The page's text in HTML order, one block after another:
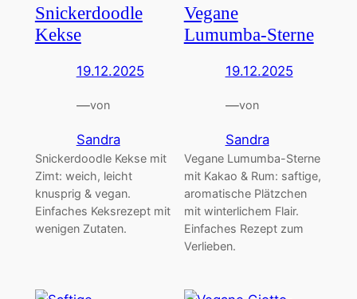
Snickerdoodle
Kekse
19.12.2025
—von
Sandra
Snickerdoodle Kekse mit
Zimt: weich, leicht
knusprig & vegan.
Einfaches Keksrezept mit
wenigen Zutaten.
Vegane
Lumumba-Sterne
19.12.2025
—von
Sandra
Vegane Lumumba-Sterne
mit Kakao & Rum: saftige,
aromatische Plätzchen
mit winterlichem Flair.
Einfaches Rezept zum
Verlieben.